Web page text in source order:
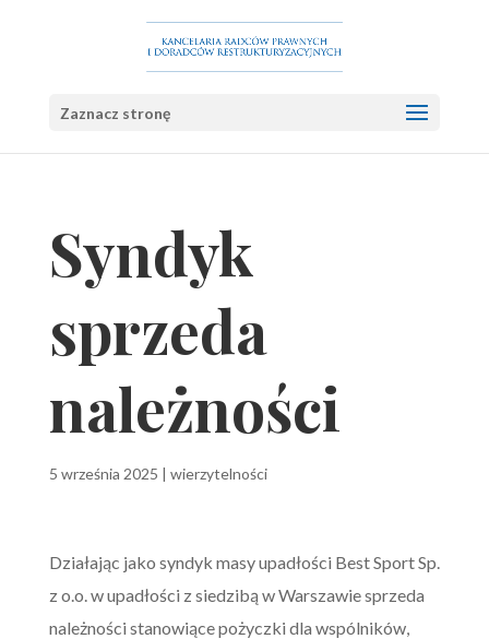
Zaznacz stronę
Syndyk
sprzeda
należności
5 września 2025 | wierzytelności
Działając jako syndyk masy upadłości Best Sport Sp.
z o.o. w upadłości z siedzibą w Warszawie sprzeda
należności stanowiące pożyczki dla wspólników,